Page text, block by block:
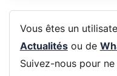
Vous êtes un
Actualitésou de
Suivez-nous pour